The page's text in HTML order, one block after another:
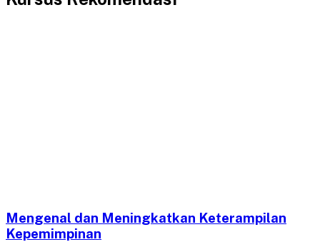
Mengenal dan Meningkatkan Keterampilan
Kepemimpinan